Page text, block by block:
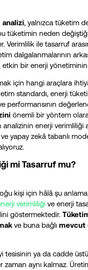
, yalnızca tüketim
tüketimin neden
Verimlilik ile tasarruf
dalgalanmalarının
etkin bir enerji
için hangi araçlara
standardı, enerji
performansının
önemli bir yöntem
analizinin enerji verimliliği
yapay zekâ tabanlı
mi Tasarruf mu?
kişi için hâlâ şu
verimliliği ve enerji
göstermektedir.
ve buna bağlı mevcut
tesisinin ya da cadde
zaman aynı kalmaz.